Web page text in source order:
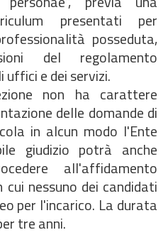
presentati per
posseduta,
del regolamento
uffici e dei servizi.
non ha carattere
delle domande di
in alcun modo l'Ente
giudizio potrà anche
all'affidamento
nessuno dei candidati
per l'incarico. La durata
tre anni.